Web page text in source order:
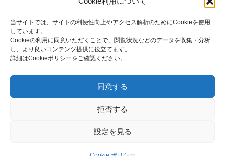
当サイトでは、サイトの利便性向上やアクセス解析のためにCookieを使用
しています。
Cookieの利用に同意いただくことで、閲覧状況などのデータを収集・分析
し、より良いコンテンツ提供に役立てます。
詳細はCookieポリシーをご確認ください。
同意する
拒否する
設定を見る